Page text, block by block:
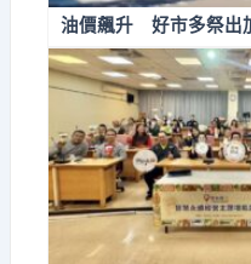
油價飆升 好市多祭出